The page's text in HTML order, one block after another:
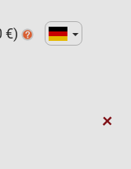
€)
+